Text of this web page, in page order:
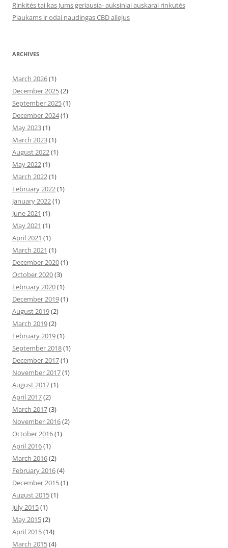
Rinkitės tai kas Jums geriausia- auksiniai auskarai rinkutės
Plaukams ir odai naudingas CBD aliejus
ARCHIVES
March 2026(1)
December 2025(2)
September 2025(1)
December 2024(1)
May 2023(1)
March 2023(1)
August 2022(1)
May 2022(1)
March 2022(1)
February 2022(1)
January 2022(1)
June 2021 (1)
May 2021 (1)
April 2021 (1)
March 2021 (1)
December 2020(1)
October 2020(3)
February 2020(1)
December 2019(1)
August 2019(2)
March 2019(2)
February 2019(1)
September 2018(1)
December 2017(1)
November 2017(1)
August 2017(1)
April 2017(2)
March 2017(3)
November 2016(2)
October 2016(1)
April 2016(1)
March 2016(2)
February 2016(4)
December 2015(1)
August 2015(1)
July 2015(1)
May 2015(2)
April 2015(14)
March 2015(4)